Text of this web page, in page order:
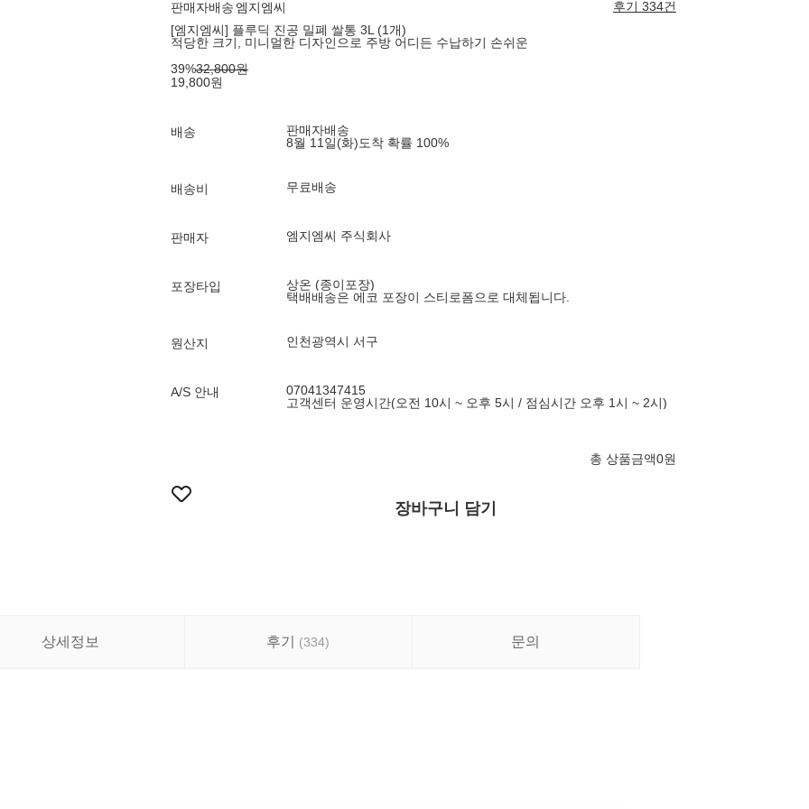
판매자배송 엠지엠씨
후기 334건
[엠지엠씨] 플루딕 진공 밀폐 쌀통 3L (1개)
적당한 크기, 미니멀한 디자인으로 주방 어디든 수납하기 손쉬운
39%32,800원
19,800원
배송
판매자배송
8월 11일(화)도착 확률 100%
배송비 무료배송
판매자 엠지엠씨 주식회사
포장타입
상온 (종이포장)
택배배송은 에코 포장이 스티로폼으로 대체됩니다.
원산지 인천광역시 서구
A/S 안내
07041347415
고객센터 운영시간(오전 10시 ~ 오후 5시 / 점심시간 오후 1시 ~ 2시)
총 상품금액0원
장바구니 담기
상세정보 후기 (334) 문의